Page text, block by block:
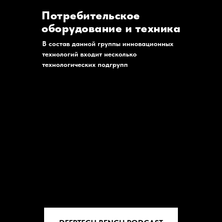
Потребительское
оборудование и техника
В состав данной группы инновационных
технологий входит несколько
технологических подгрупп